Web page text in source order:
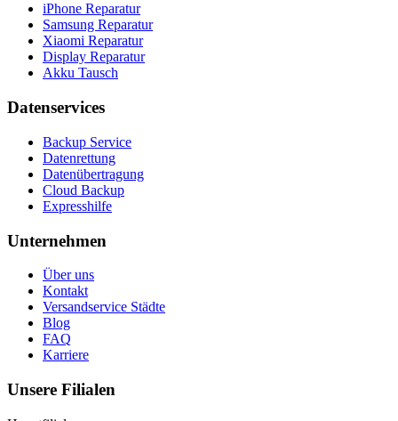
iPhone Reparatur
Samsung Reparatur
Xiaomi Reparatur
Display Reparatur
Akku Tausch
Datenservices
Backup Service
Datenrettung
Datenübertragung
Cloud Backup
Expresshilfe
Unternehmen
Über uns
Kontakt
Versandservice Städte
Blog
FAQ
Karriere
Unsere Filialen